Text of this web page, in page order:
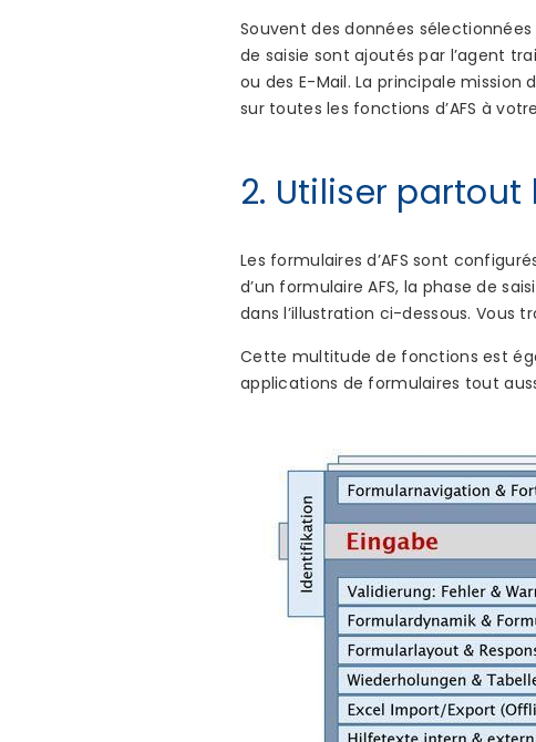
Souvent des données
de saisie sont ajoutés par l’agent
ou des E-Mail. La principale
sur toutes les fonctions d’AFS à
2. Utiliser partout
Les formulaires d’AFS sont
d’un formulaire AFS, la phase de
dans l’illustration ci-dessous. Vous
Cette multitude de fonctions est
applications de formulaires tout